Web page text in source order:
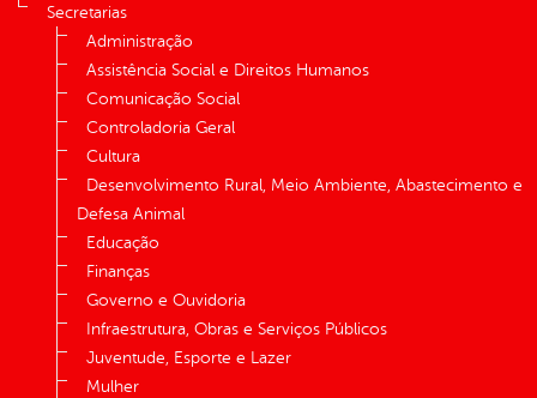
Secretarias
Administração
Assistência Social e Direitos Humanos
Comunicação Social
Controladoria Geral
Cultura
Desenvolvimento Rural, Meio Ambiente, Abastecimento e
Defesa Animal
Educação
Finanças
Governo e Ouvidoria
Infraestrutura, Obras e Serviços Públicos
Juventude, Esporte e Lazer
Mulher